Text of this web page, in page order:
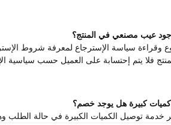
عيب مصنعي في المنتج؟
وقراءة سياسة الإسترجاع لمعرفة شروط
فلا يتم إحتسابة على العميل حسب سياسية
كبيرة هل يوجد خصم؟
الكميات الكبيرة في حالة الطلب وهنالك خصم يصل من 10-20٪ على بعض المنتجات يمكن التواصل المباشر معنا